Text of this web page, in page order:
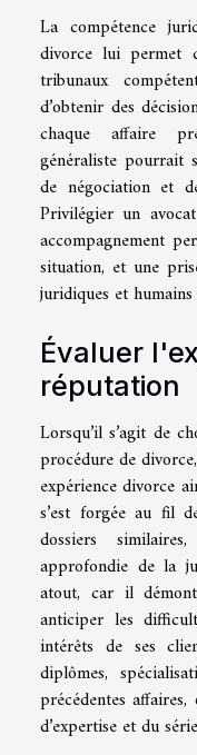
La compétence
divorce lui permet
tribunaux
d’obtenir des
chaque affaire
généraliste pourrait
de négociation et
Privilégier un
accompagnement
situation, et une
juridiques et
Évaluer
réputation
Lorsqu’il s’agit de
procédure de
expérience divorce
s’est forgée au fil
dossiers
approfondie de la
atout, car il
anticiper les
intérêts de ses
diplômes,
précédentes
d’expertise et du